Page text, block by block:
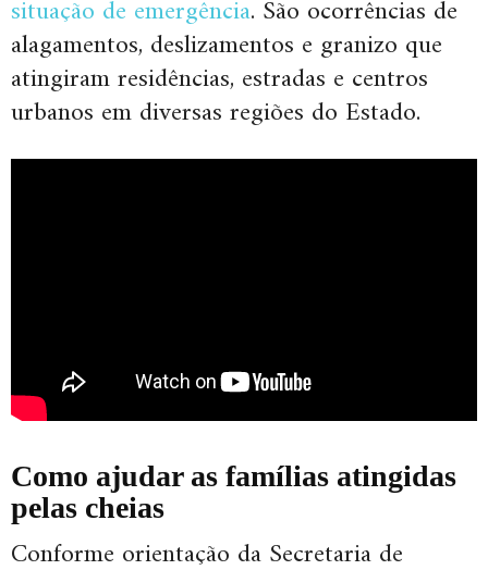
situação de emergência. São ocorrências de
alagamentos, deslizamentos e granizo que
atingiram residências, estradas e centros
urbanos em diversas regiões do Estado.
Como ajudar as famílias atingidas
pelas cheias
Conforme orientação da Secretaria de